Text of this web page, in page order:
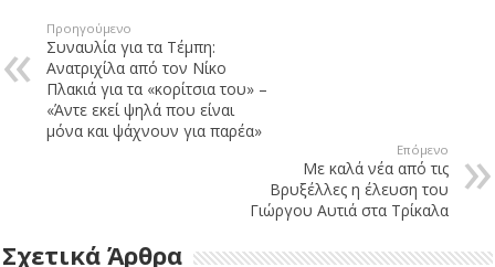
Προηγούμενο
Συναυλία για τα Τέμπη:
Ανατριχίλα από τον Νίκο
Πλακιά για τα «κορίτσια του» –
«Άντε εκεί ψηλά που είναι
μόνα και ψάχνουν για παρέα»
Επόμενο
Με καλά νέα από τις
Βρυξέλλες η έλευση του
Γιώργου Αυτιά στα Τρίκαλα
Σχετικά Άρθρα